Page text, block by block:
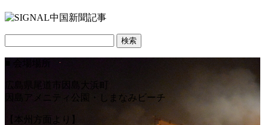
■ 会場場所
広島県尾道市因島大浜町
因島アメニティ公園・しまなみビーチ
【本州方面より】